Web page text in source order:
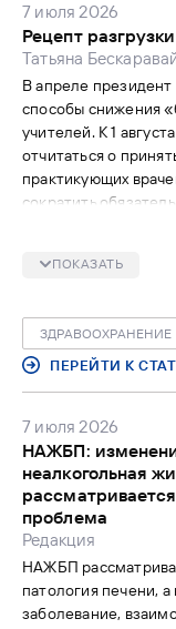
7 июля 2026
Рецепт разгрузки
Татьяна
В апреле
способы снижения
учителей. К 1
отчитаться о
практикующих
сократить
внедрения этих
ПОКАЗАТЬ
ЗДРАВООХРАНЕНИЕ
ПЕРЕЙТИ К
7 июля 2026
НАЖБП:
неалкогольная
проблема
Редакция
НАЖБП
патология печени,
заболевание,